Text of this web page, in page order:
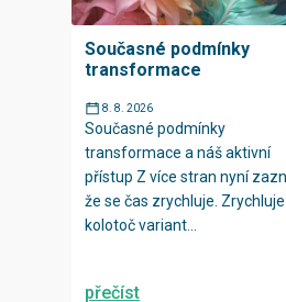
Současné podmínky
transformace
8. 8. 2026
Současné podmínky
transformace a náš aktivní
přístup Z více stran nyní
že se čas zrychluje. Zrychluje
kolotoč variant...
přečíst